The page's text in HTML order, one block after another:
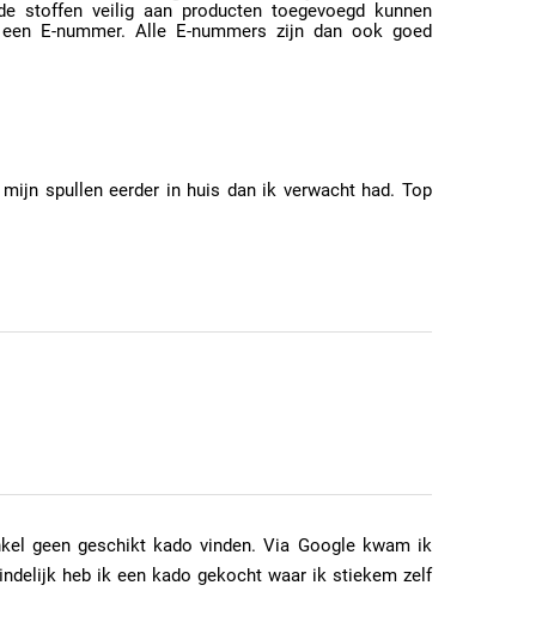
stoffen veilig aan producten toegevoegd kunnen
E-nummer. Alle E-nummers zijn dan ook goed
spullen eerder in huis dan ik verwacht had. Top
geen geschikt kado vinden. Via Google kwam ik
heb ik een kado gekocht waar ik stiekem zelf